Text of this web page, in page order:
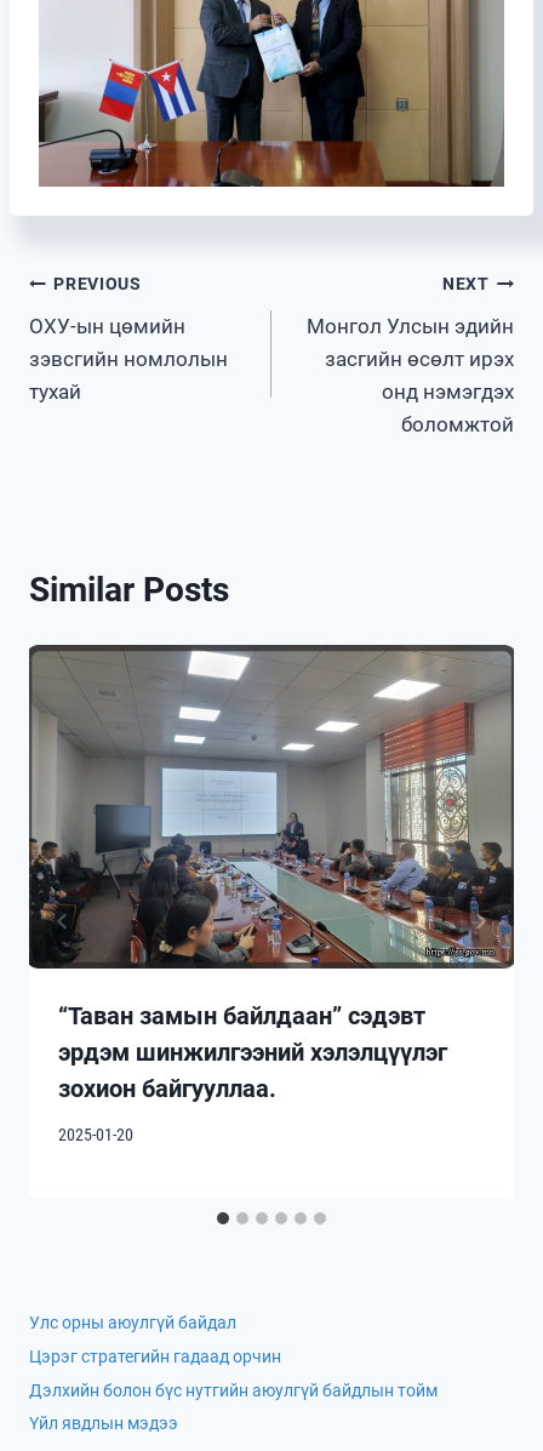
Post
navigation
PREVIOUS
ОХУ-ын цөмийн
зэвсгийн номлолын
тухай
NEXT
Монгол Улсын эдийн
засгийн өсөлт ирэх
онд нэмэгдэх
боломжтой
Similar Posts
“Таван замын байлдаан” сэдэвт
эрдэм шинжилгээний хэлэлцүүлэг
зохион байгууллаа.
2025-01-20
Улс орны аюулгүй байдал
Цэрэг стратегийн гадаад орчин
Дэлхийн болон бүс нутгийн аюулгүй байдлын тойм
Үйл явдлын мэдээ